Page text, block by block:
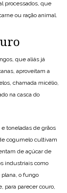
processados, que
ou ração animal.
que aliás já
aproveitam a
chamada micélio,
na casca do
toneladas de grãos
cogumelo cultivam
de açúcar de
industriais como
o fungo
para parecer couro,